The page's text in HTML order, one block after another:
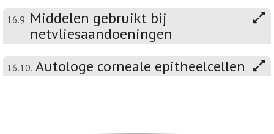
16.9. Middelen gebruikt bij
netvliesaandoeningen
16.10. Autologe corneale epitheelcellen